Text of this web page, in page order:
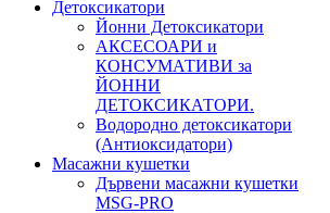
Детоксикатори
Йонни Детоксикатори
АКСЕСОАРИ и
КОНСУМАТИВИ за
ЙОННИ
ДЕТОКСИКАТОРИ.
Водородно детоксикатори
(Антиоксидатори)
Масажни кушетки
Дървени масажни кушетки
MSG-PRO